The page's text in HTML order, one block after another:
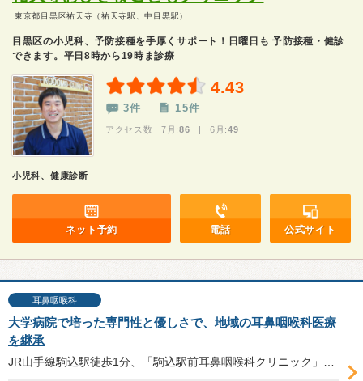
東京都目黒区祐天寺（祐天寺駅、中目黒駅）
目黒区の小児科、予防接種を手厚くサポート！日曜日も 予防接種・健診
できます。平日8時から19時ま診療
4.43
3件 15件
アクセス数 7月:86 | 6月:49
小児科、健康診断
ネット予約 電話 公式サイト
耳鼻咽喉科
大学病院で培った専門性と優しさで、地域の耳鼻咽喉科医療
を継承